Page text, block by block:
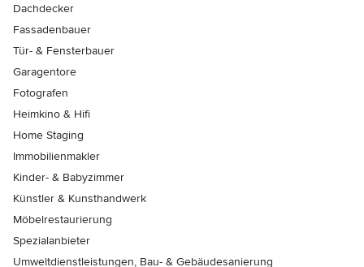
Dachdecker
Fassadenbauer
Tür- & Fensterbauer
Garagentore
Fotografen
Heimkino & Hifi
Home Staging
Immobilienmakler
Kinder- & Babyzimmer
Künstler & Kunsthandwerk
Möbelrestaurierung
Spezialanbieter
Umweltdienstleistungen, Bau- & Gebäudesanierung